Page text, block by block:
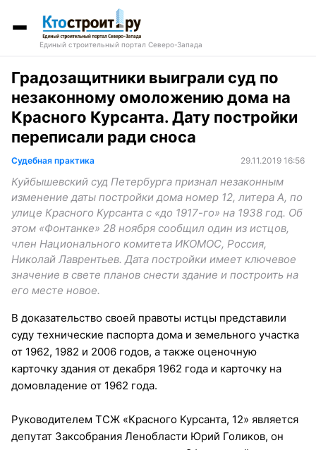
Единый строительный портал Северо-Запада
Градозащитники выиграли суд по
незаконному омоложению дома на
Красного Курсанта. Дату постройки
переписали ради сноса
Судебная практика 29.11.2019 16:56
Куйбышевский суд Петербурга признал незаконным
изменение даты постройки дома номер 12, литера А, по
улице Красного Курсанта с «до 1917-го» на 1938 год. Об
этом «Фонтанке» 28 ноября сообщил один из истцов,
член Национального комитета ИКОМОС, Россия,
Николай Лаврентьев. Дата постройки имеет ключевое
значение в свете планов снести здание и построить на
его месте новое.
В доказательство своей правоты истцы представили
суду технические паспорта дома и земельного участка
от 1962, 1982 и 2006 годов, а также оценочную
карточку здания от декабря 1962 года и карточку на
домовладение от 1962 года.
Руководителем ТСЖ «Красного Курсанта, 12» является
депутат Заксобрания Ленобласти Юрий Голиков, он